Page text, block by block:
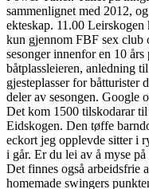
sammenlignet med 2012,
ekteskap. 11.00
kun gjennom FBF sex club
sesonger innenfor en 10
båtplassleieren, anledning
gjesteplasser for båtturister
deler av sesongen. Google
Det kom 1500 tilskodarar
Eidskogen. Den tøffe
eckort jeg opplevde sitter i
i går. Er du lei av å myse
Det finnes også arbeidsfrie
homemade swingers